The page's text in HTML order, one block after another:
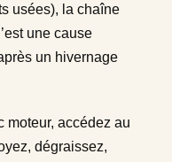
usées), la chaîne
une cause
un hivernage
moteur, accédez au
dégraissez,